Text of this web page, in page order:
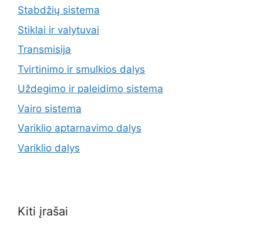
Stabdžių sistema
Stiklai ir valytuvai
Transmisija
Tvirtinimo ir smulkios dalys
Uždegimo ir paleidimo sistema
Vairo sistema
Variklio aptarnavimo dalys
Variklio dalys
Kiti įrašai